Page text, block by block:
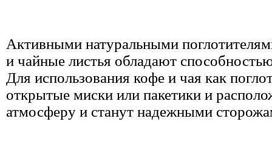
Активными натуральными
и чайные листья обладают
Для использования кофе и чая как
открытые миски или пакетики и
атмосферу и станут надежными